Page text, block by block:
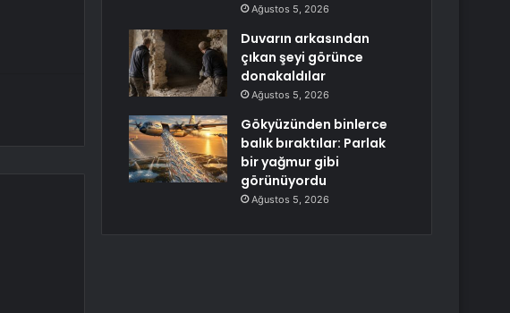
Ağustos 5, 2026
Duvarın arkasından
çıkan şeyi görünce
donakaldılar
Ağustos 5, 2026
Gökyüzünden binlerce
balık bıraktılar: Parlak
bir yağmur gibi
görünüyordu
Ağustos 5, 2026